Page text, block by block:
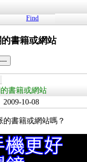
Find
書籍或網站
書籍或網站
2009-10-08
書籍或網站嗎？